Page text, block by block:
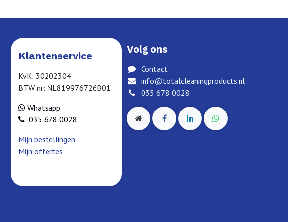
Klantenservice
KvK: 30202304
BTW nr: NL819976726B01
Whatsapp
035 678 0028
Mijn bestellingen
Mijn offertes
Volg ons
Contact
info@totalcleaningproducts.nl
035 678 0028